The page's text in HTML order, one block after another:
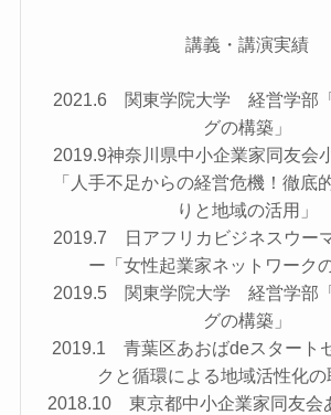
講義・講演実績
2021.6 関東学院大学 経営学部
グの構築」
2019.9神奈川県中小企業家同友会
「人手不足からの経営危機！徹底
りと地域の活用」
2019.7 日アフリカビジネスウー
ー「女性起業家ネットワーク
2019.5 関東学院大学 経営学部
グの構築」
2019.1 青葉区あおばdeスタート
クと循環による地域活性化の
2018.10 東京都中小企業家同友会